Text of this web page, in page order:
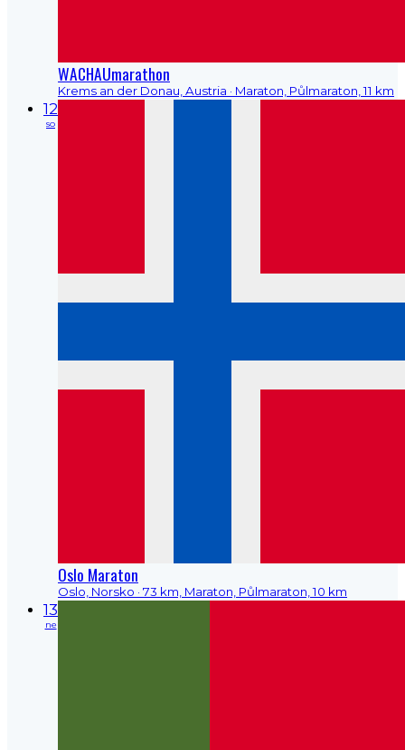
WACHAUmarathon
Krems an der Donau, Austria · Maraton, Půlmaraton, 11 km
12
so
Oslo Maraton
Oslo, Norsko · 73 km, Maraton, Půlmaraton, 10 km
13
ne